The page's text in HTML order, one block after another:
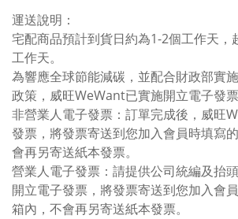
運送說明：
宅配商品預計到貨日約為1-2個工作天，
工作天。
為響應全球節能減碳，並配合財政部實
政策，威旺WeWant已實施開立電子發票
非營業人電子發票：訂單完成後，威旺
發票，將發票寄送到您加入會員時填寫
會再另寄送紙本發票。
營業人電子發票：請提供公司統編及抬
開立電子發票，將發票寄送到您加入會
箱內，不會再另寄送紙本發票。